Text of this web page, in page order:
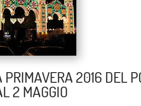
PRIMAVERA 2016 DEL
2 MAGGIO